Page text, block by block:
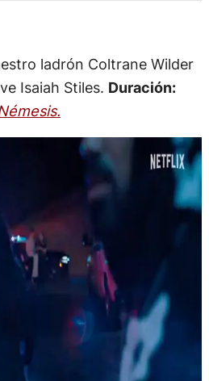
ladrón Coltrane Wilder
Isaiah Stiles. Duración: